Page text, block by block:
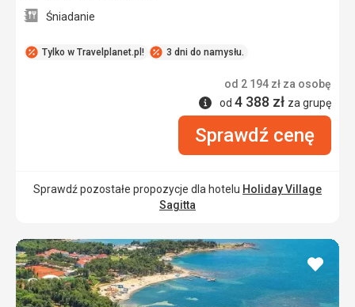
Tylko w Travelplanet.pl! 3 dni do namysłu.
Śniadanie
od 2 194 zł za osobę
Informacje
od 4 388 zł za grupę
Sprawdź cenę
Sprawdź pozostałe propozycje dla hotelu Holiday Village
Sagitta
dodaj